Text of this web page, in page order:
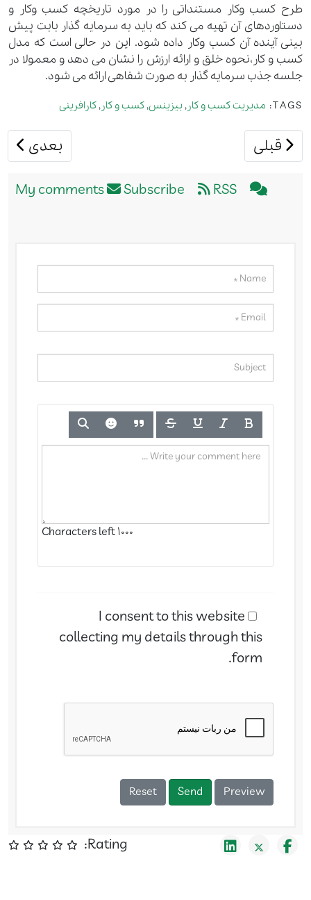
طرح کسب وکار مستنداتی را در مورد تاریخچه کسب وکار و
دستاوردهای آن تهیه می کند که باید به سرمایه گذار بابت پیش
بینی آینده آن کسب وکار داده شود. این در حالی است که مدل
کسب و کار،نحوه خلق و ارائه ارزش را نشان می دهد و معمولا در
جلسه جذب سرمایه گذار به صورت شفاهی ارائه می شود.
TAGS: مدیریت کسب و کار , بیزینس, کسب و کار , کارافرینی
مطلب قبلی: بوم کسب و کار
قبلی مطلب
بعدی
Subscribe RSS
1000
I consent to this website
collecting my details through this
form.
Preview
Send
Reset
Rating: